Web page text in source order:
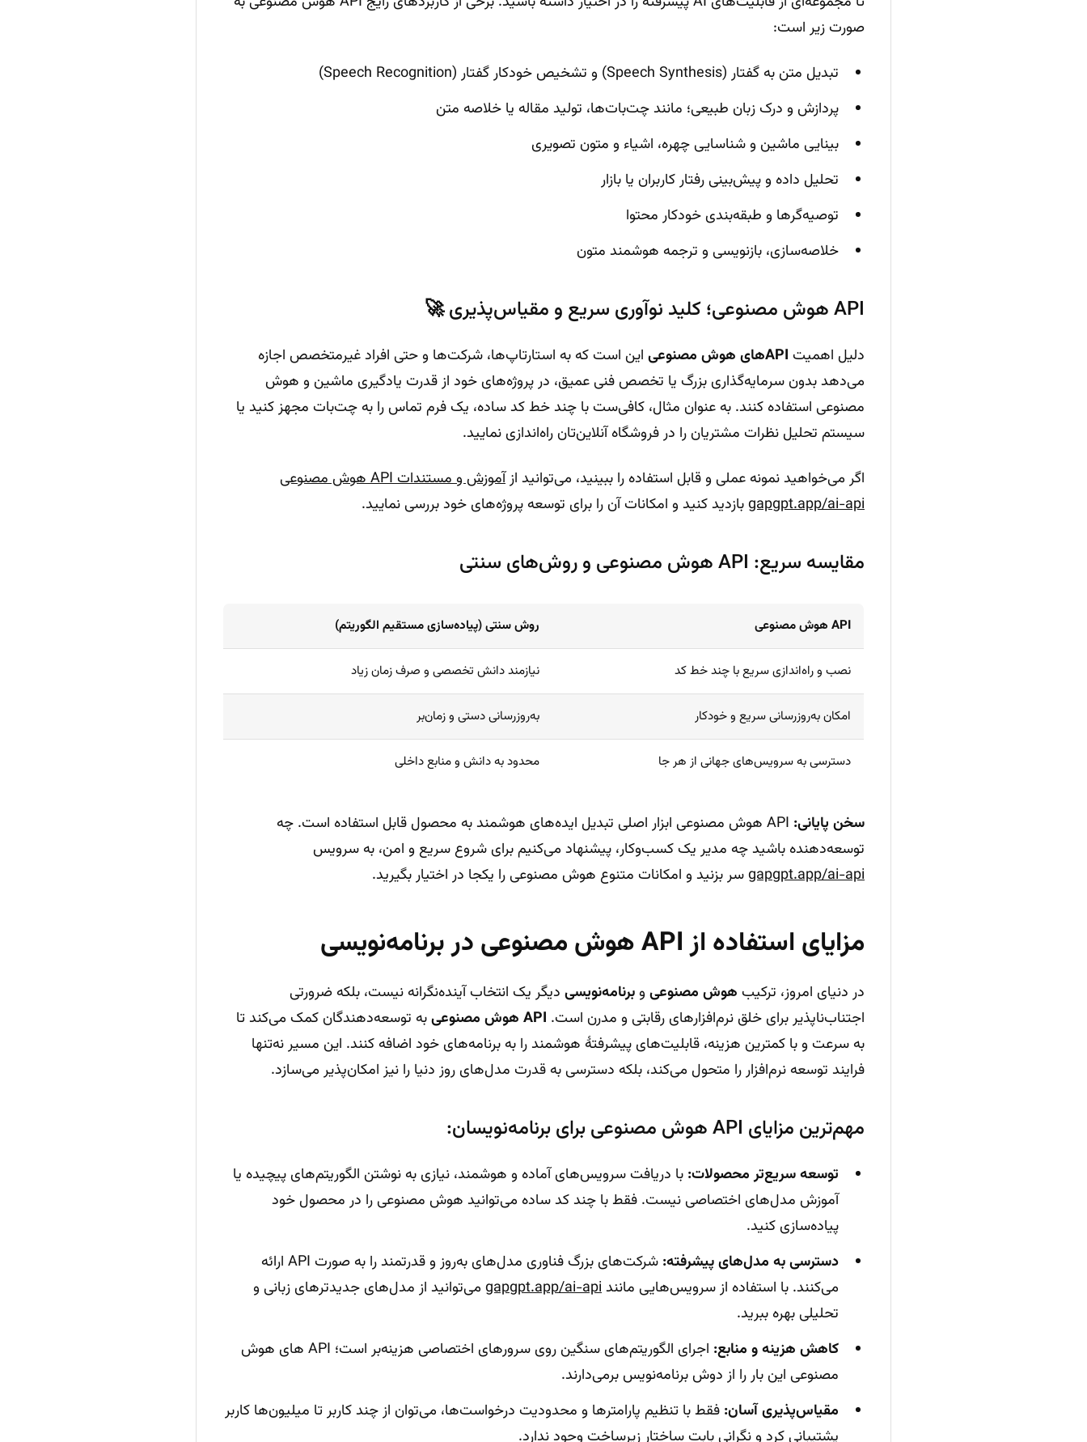
صورت زیر است:
تبدیل متن به گفتار (Speech Synthesis) و تشخیص خودکار گفتار (Speech Recognition)
پردازش و درک زبان طبیعی؛ مانند چت‌بات‌ها، تولید مقاله یا خلاصه متن
بینایی ماشین و شناسایی چهره، اشیاء و متون تصویری
تحلیل داده و پیش‌بینی رفتار کاربران یا بازار
توصیه‌گرها و طبقه‌بندی خودکار محتوا
خلاصه‌سازی، بازنویسی و ترجمه هوشمند متون
API هوش مصنوعی؛ کلید نوآوری سریع و مقیاس‌پذیری 🚀
دلیل اهمیت APIهای هوش مصنوعی
این است که به استارتاپ‌ها، شرکت‌ها و حتی افراد غیرمتخصص اجازه
می‌دهد بدون سرمایه‌گذاری بزرگ یا تخصص فنی عمیق، در پروژه‌های خود از قدرت یادگیری ماشین و هوش
مصنوعی استفاده کنند. به عنوان مثال، کافی‌ست با چند خط کد ساده‌، یک فرم تماس را به چت‌بات مجهز کنید یا
سیستم تحلیل نظرات مشتریان را در فروشگاه آنلاین‌تان راه‌اندازی نمایید.
اگر می‌خواهید نمونه عملی و قابل استفاده را ببینید، می‌توانید از
آموزش و مستندات API هوش مصنوعی
gapgpt.app/ai-apiبازدید کنید و امکانات آن را برای توسعه پروژه‌های خود بررسی نمایید.
مقایسه سریع: API هوش مصنوعی و روش‌های سنتی
API هوش مصنوعی روش سنتی (پیاده‌سازی مستقیم الگوریتم)
نصب و راه‌اندازی سریع با چند خط کد نیازمند دانش تخصصی و صرف زمان زیاد
امکان به‌روزرسانی سریع و خودکار به‌روزرسانی دستی و زمان‌بر
دسترسی به سرویس‌های جهانی از هر جا محدود به دانش و منابع داخلی
سخن پایانی:
API هوش مصنوعی ابزار اصلی تبدیل ایده‌های هوشمند به محصول قابل استفاده است. چه
توسعه‌دهنده باشید چه مدیر یک کسب‌وکار، پیشنهاد می‌کنیم برای شروع سریع و امن، به سرویس
gapgpt.app/ai-apiسر بزنید و امکانات متنوع هوش مصنوعی را یکجا در اختیار بگیرید.
مزایای استفاده از API هوش مصنوعی در برنامه‌نویسی
در دنیای امروز، ترکیب هوش مصنوعیو برنامه‌نویسی دیگر یک انتخاب آینده‌نگرانه نیست، بلکه ضرورتی
اجتناب‌ناپذیر برای خلق نرم‌افزارهای رقابتی و مدرن است. API هوش مصنوعی
به توسعه‌دهندگان کمک می‌کند تا
به سرعت و با کمترین هزینه، قابلیت‌های پیشرفتهٔ هوشمند را به برنامه‌های خود اضافه کنند. این مسیر نه‌تنها
فرایند توسعه نرم‌افزار را متحول می‌کند، بلکه دسترسی به قدرت مدل‌های روز دنیا را نیز امکان‌پذیر می‌سازد.
مهم‌ترین مزایای API هوش مصنوعی برای برنامه‌نویسان:
توسعه سریع‌تر محصولات: با دریافت سرویس‌های آماده و هوشمند، نیازی به نوشتن الگوریتم‌های پیچیده یا
آموزش مدل‌های اختصاصی نیست. فقط با چند کد ساده می‌توانید هوش مصنوعی را در محصول خود
پیاده‌سازی کنید.
دسترسی به مدل‌های پیشرفته:
شرکت‌های بزرگ فناوری مدل‌های به‌روز و قدرتمند را به صورت API ارائه
می‌کنند. با استفاده از سرویس‌هایی مانندgapgpt.app/ai-api می‌توانید از مدل‌های جدیدتر‌های زبانی و
تحلیلی بهره ببرید.
کاهش هزینه و منابع:
اجرای الگوریتم‌های سنگین روی سرورهای اختصاصی هزینه‌بر است؛ API های هوش
مصنوعی این بار را از دوش برنامه‌نویس برمی‌دارند.
مقیاس‌پذیری آسان: فقط با تنظیم پارامترها و محدودیت درخواست‌ها، می‌توان از چند کاربر تا میلیون‌ها کاربر
پشتیبانی کرد و نگرانی بابت ساختار زیرساخت وجود ندارد.